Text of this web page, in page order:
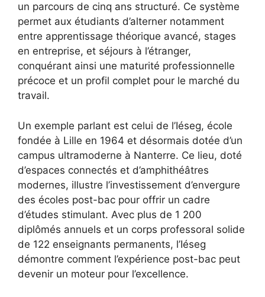
un parcours de cinq ans structuré. Ce système
permet aux étudiants d’alterner notamment
entre apprentissage théorique avancé, stages
en entreprise, et séjours à l’étranger,
conquérant ainsi une maturité professionnelle
précoce et un profil complet pour le marché du
travail.
Un exemple parlant est celui de l’Iéseg, école
fondée à Lille en 1964 et désormais dotée d’un
campus ultramoderne à Nanterre. Ce lieu, doté
d’espaces connectés et d’amphithéâtres
modernes, illustre l’investissement d’envergure
des écoles post-bac pour offrir un cadre
d’études stimulant. Avec plus de 1 200
diplômés annuels et un corps professoral solide
de 122 enseignants permanents, l’Iéseg
démontre comment l’expérience post-bac peut
devenir un moteur pour l’excellence.